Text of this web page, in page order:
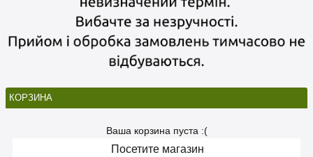
КОРЗИНА
Ваша корзина пуста :(
Посетите магазин